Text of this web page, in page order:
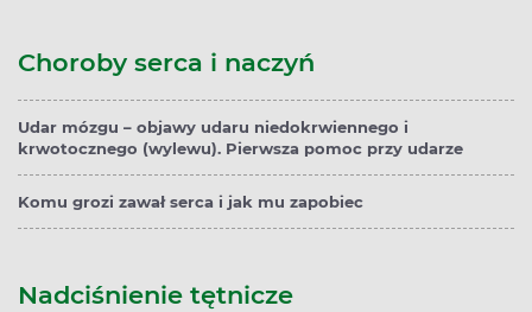
Choroby serca i naczyń
Udar mózgu – objawy udaru niedokrwiennego i
krwotocznego (wylewu). Pierwsza pomoc przy udarze
Komu grozi zawał serca i jak mu zapobiec
Nadciśnienie tętnicze